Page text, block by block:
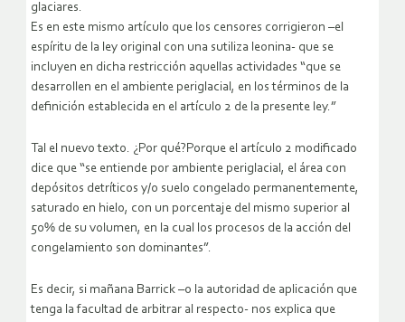
glaciares.
Es en este mismo artículo que los censores corrigieron –el
espíritu de la ley original con una sutiliza leonina- que se
incluyen en dicha restricción aquellas actividades “que se
desarrollen en el ambiente periglacial, en los términos de la
definición establecida en el artículo 2 de la presente ley.”
Tal el nuevo texto. ¿Por qué?Porque el artículo 2 modificado
dice que “se entiende por ambiente periglacial, el área con
depósitos detríticos y/o suelo congelado permanentemente,
saturado en hielo, con un porcentaje del mismo superior al
50% de su volumen, en la cual los procesos de la acción del
congelamiento son dominantes”.
Es decir, si mañana Barrick –o la autoridad de aplicación que
tenga la facultad de arbitrar al respecto- nos explica que